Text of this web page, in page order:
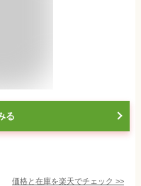
る
価格と在庫を楽天でチェック >>